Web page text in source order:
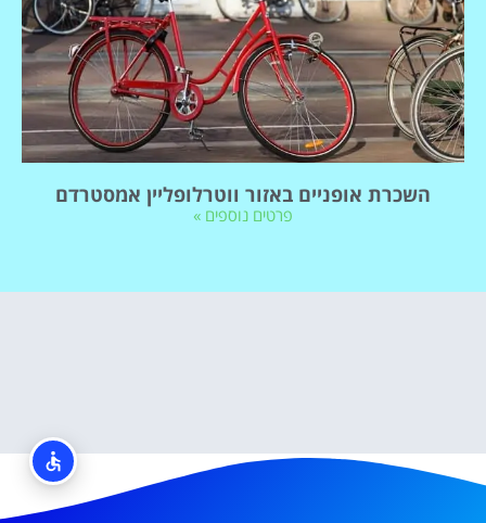
השכרת אופניים באזור ווטרלופליין אמסטרדם
פרטים נוספים »